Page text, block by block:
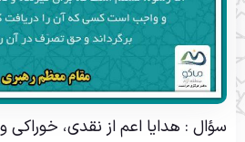
سؤال : هدایا اعم از نقدى، خوراکى